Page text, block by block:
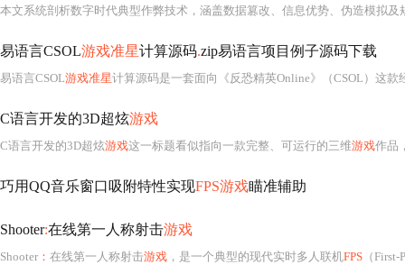
易语言CSOL游戏准星计算源码.zip易语言项目例子源码下载
易语言CSOL游戏准星计算源码是一套面向《反恐精英Online》（CSOL）这款
C语言开发的3D超炫游戏
C语言开发的3D超炫游戏这一标题看似指向一款完整、可运行的三维游戏作品
巧用QQ音乐窗口吸附特性实现FPS游戏瞄准辅助
Shooter:在线第一人称射击游戏
Shooter ： 在线第一人称射击游戏 ，是一个典型的现代实时多人联机FPS （First-Person